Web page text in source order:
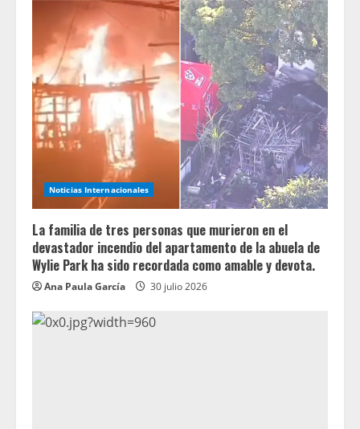
Noticias Internacionales
La familia de tres personas que murieron en el
devastador incendio del apartamento de la abuela de
Wylie Park ha sido recordada como amable y devota.
Ana Paula García 30 julio 2026